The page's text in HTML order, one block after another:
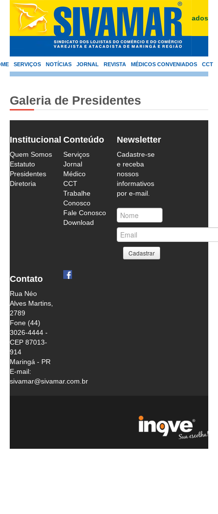
Área de Associados
SERVIÇOS NOTÍCIAS JORNAL REVISTA MÉDICOS CONVENIADOS CCT
Galeria de Presidentes
Institucional
Quem Somos
Estatuto
Presidentes
Diretoria
Conteúdo
Serviços
Jornal
Médico
CCT
Trabalhe
Conosco
Fale Conosco
Download
Newsletter
Cadastre-se
e receba
nossos
informativos
por e-mail.
Contato
Rua Néo
Alves Martins,
2789
Fone (44)
3026-4444 -
CEP 87013-
914
Maringá - PR
E-mail:
sivamar@sivamar.com.br